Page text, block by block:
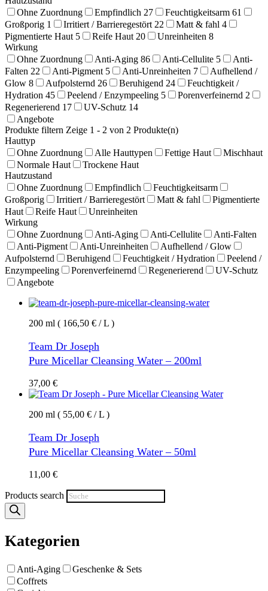
Ohne Zuordnung
Empfindlich 27 Feuchtigkeitsarm 61
Großporig 1 Irritiert / Barrieregestört 22 Matt & fahl 4
Pigmentierte Haut 5 Reife Haut 20 Unreinheiten 8
Wirkung
Ohne Zuordnung
Anti-Aging 86 Anti-Cellulite 5
Anti-
Falten 22 Anti-Pigment 5 Anti-Unreinheiten 7
Aufhellend /
Glow 8 Aufpolsternd 26 Beruhigend 24
Feuchtigkeit /
Hydration 45 Peelend / Enzympeeling 5 Porenverfeinernd 2
Regenerierend 17 UV-Schutz 14
Angebote
Produkte filtern Zeige 1 - 2 von 2 Produkte(n)
Hauttyp
Ohne Zuordnung
Alle Hauttypen Fettige Haut
Mischhaut
Normale Haut
Trockene Haut
Hautzustand
Ohne Zuordnung
Empfindlich
Feuchtigkeitsarm
Großporig
Irritiert / Barrieregestört Matt & fahl
Pigmentierte
Haut
Reife Haut
Unreinheiten
Wirkung
Ohne Zuordnung
Anti-Aging Anti-Cellulite
Anti-Falten
Anti-Pigment
Anti-Unreinheiten
Aufhellend / Glow
Aufpolsternd
Beruhigend Feuchtigkeit / Hydration
Peelend /
Enzympeeling
Porenverfeinernd Regenerierend
UV-Schutz
Angebote
200 ml ( 166,50 € / L )
Team Dr Joseph
Pure Micellar Cleansing Water – 200ml
37,00 €
200 ml ( 55,00 € / L )
Team Dr Joseph
Pure Micellar Cleansing Water – 50ml
11,00 €
Products search
Kategorien
Anti-Aging
Geschenke & Sets
Coffrets